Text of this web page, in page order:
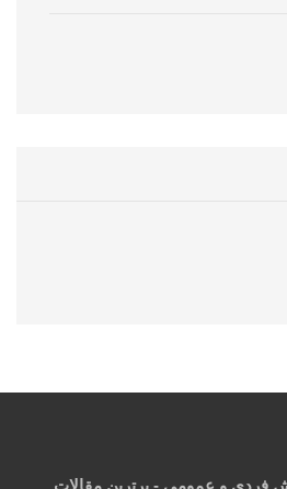
فردی و عمومی - برترین مقالات